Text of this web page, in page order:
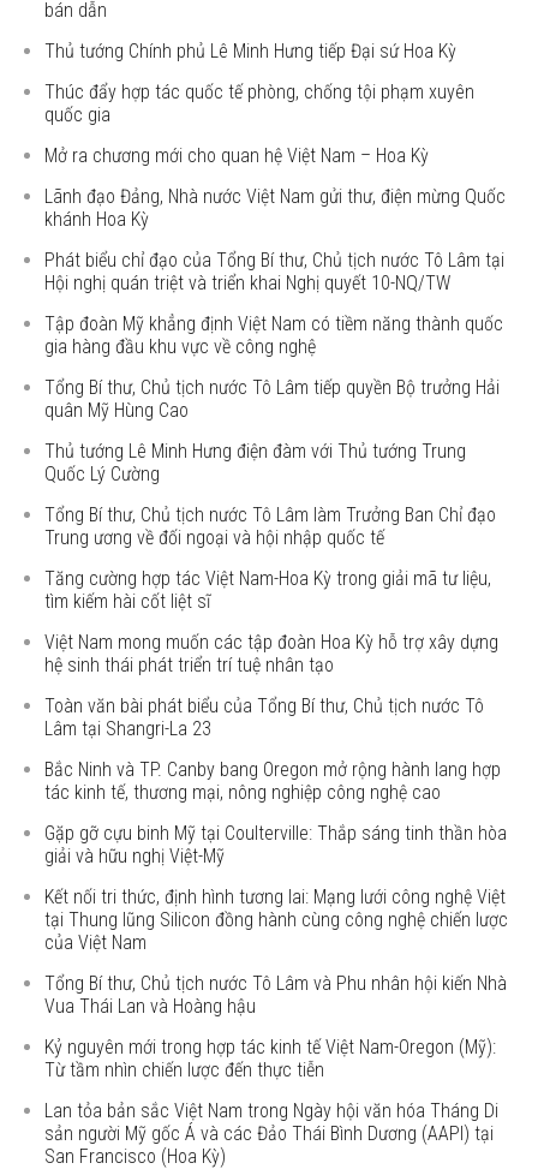
bán dẫn
Thủ tướng Chính phủ Lê Minh Hưng tiếp Đại sứ Hoa Kỳ
Thúc đẩy hợp tác quốc tế phòng, chống tội phạm xuyên
quốc gia
Mở ra chương mới cho quan hệ Việt Nam – Hoa Kỳ
Lãnh đạo Đảng, Nhà nước Việt Nam gửi thư, điện mừng Quốc
khánh Hoa Kỳ
Phát biểu chỉ đạo của Tổng Bí thư, Chủ tịch nước Tô Lâm tại
Hội nghị quán triệt và triển khai Nghị quyết 10-NQ/TW
Tập đoàn Mỹ khẳng định Việt Nam có tiềm năng thành quốc
gia hàng đầu khu vực về công nghệ
Tổng Bí thư, Chủ tịch nước Tô Lâm tiếp quyền Bộ trưởng Hải
quân Mỹ Hùng Cao
Thủ tướng Lê Minh Hưng điện đàm với Thủ tướng Trung
Quốc Lý Cường
Tổng Bí thư, Chủ tịch nước Tô Lâm làm Trưởng Ban Chỉ đạo
Trung ương về đối ngoại và hội nhập quốc tế
Tăng cường hợp tác Việt Nam-Hoa Kỳ trong giải mã tư liệu,
tìm kiếm hài cốt liệt sĩ
Việt Nam mong muốn các tập đoàn Hoa Kỳ hỗ trợ xây dựng
hệ sinh thái phát triển trí tuệ nhân tạo
Toàn văn bài phát biểu của Tổng Bí thư, Chủ tịch nước Tô
Lâm tại Shangri-La 23
Bắc Ninh và TP. Canby bang Oregon mở rộng hành lang hợp
tác kinh tế, thương mại, nông nghiệp công nghệ cao
Gặp gỡ cựu binh Mỹ tại Coulterville: Thắp sáng tinh thần hòa
giải và hữu nghị Việt-Mỹ
Kết nối tri thức, định hình tương lai: Mạng lưới công nghệ Việt
tại Thung lũng Silicon đồng hành cùng công nghệ chiến lược
của Việt Nam
Tổng Bí thư, Chủ tịch nước Tô Lâm và Phu nhân hội kiến Nhà
Vua Thái Lan và Hoàng hậu
Kỷ nguyên mới trong hợp tác kinh tế Việt Nam-Oregon (Mỹ):
Từ tầm nhìn chiến lược đến thực tiễn
Lan tỏa bản sắc Việt Nam trong Ngày hội văn hóa Tháng Di
sản người Mỹ gốc Á và các Đảo Thái Bình Dương (AAPI) tại
San Francisco (Hoa Kỳ)